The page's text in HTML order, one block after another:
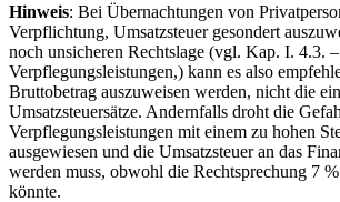
Hinweis: Bei Übernachtungen von
Verpflichtung, Umsatzsteuer gesondert
noch unsicheren Rechtslage (vgl. Kap. I. 4.3. –
Verpflegungsleistungen,) kann es also
Bruttobetrag auszuweisen werden, nicht die
Umsatzsteuersätze. Andernfalls droht die
Verpflegungsleistungen mit einem zu hohen
ausgewiesen und die Umsatzsteuer an das
werden muss, obwohl die Rechtsprechung 7
könnte.